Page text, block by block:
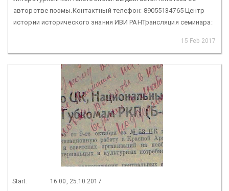
авторстве поэмы.Контактный телефон: 89055134765 Центр
истории исторического знания ИВИ РАНТрансляция семинара:
15 Feb 2017
Start: 16:00, 25.10.2017